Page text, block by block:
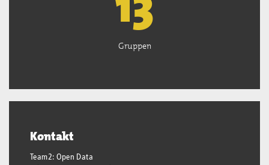
Gruppen
Kontakt
Team2: Open Data